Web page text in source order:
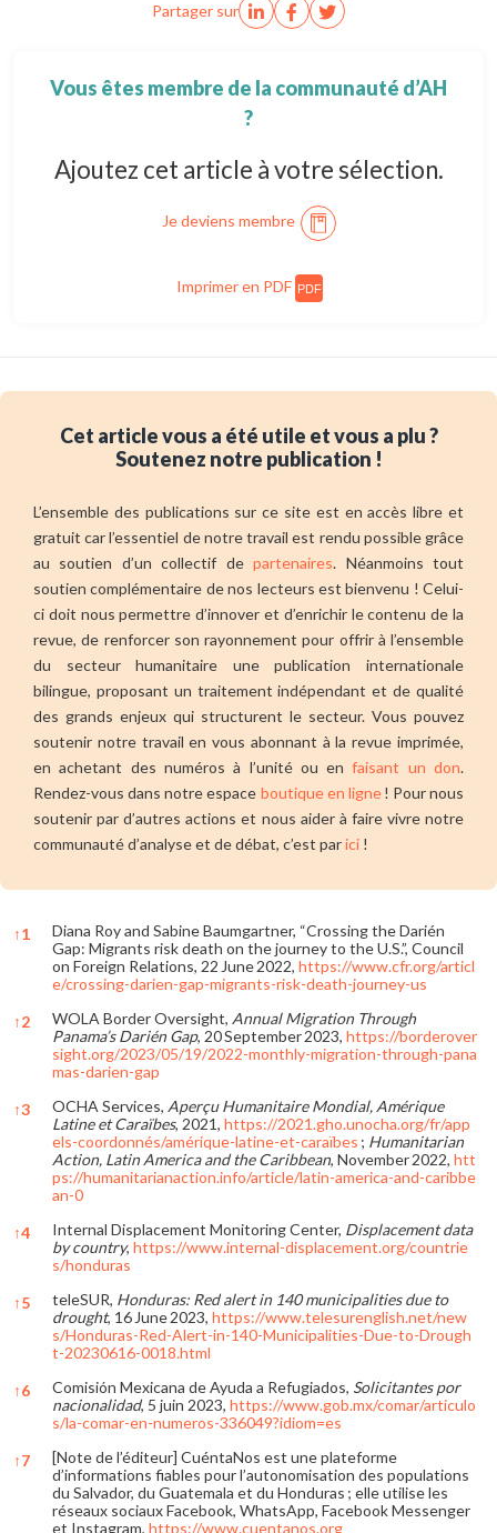
Partager sur
Vous êtes membre de la communauté d’AH
?
Ajoutez cet article à votre sélection.
Je deviens membre
Imprimer en PDF PDF
Cet article vous a été utile et vous a plu ?
Soutenez notre publication !
L’ensemble des publications sur ce site est en accès libre et
gratuit car l’essentiel de notre travail est rendu possible grâce
au soutien d’un collectif departenaires. Néanmoins tout
soutien complémentaire de nos lecteurs est bienvenu ! Celui-
ci doit nous permettre d’innover et d’enrichir le contenu de la
revue, de renforcer son rayonnement pour offrir à l’ensemble
du secteur humanitaire une publication internationale
bilingue, proposant un traitement indépendant et de qualité
des grands enjeux qui structurent le secteur. Vous pouvez
soutenir notre travail en vous abonnant à la revue imprimée,
en achetant des numéros à l’unité ou enfaisant un don.
Rendez-vous dans notre espace boutique en ligne! Pour nous
soutenir par d’autres actions et nous aider à faire vivre notre
communauté d’analyse et de débat, c’est parici !
↑1
Diana Roy and Sabine Baumgartner, “Crossing the Darién
Gap: Migrants risk death on the journey to the U.S.”, Council
on Foreign Relations, 22 June 2022, https://www.cfr.org/articl
e/crossing-darien-gap-migrants-risk-death-journey-us
↑2 WOLA Border Oversight, Annual Migration Through
Panama’s Darién Gap, 20 September 2023, https://borderover
sight.org/2023/05/19/2022-monthly-migration-through-pana
mas-darien-gap
↑3 OCHA Services, Aperçu Humanitaire Mondial, Amérique
Latine et Caraïbes, 2021, https://2021.gho.unocha.org/fr/app
els-coordonnés/amérique-latine-et-caraïbes ; Humanitarian
Action, Latin America and the Caribbean, November 2022, htt
ps://humanitarianaction.info/article/latin-america-and-caribbe
an-0
↑4 Internal Displacement Monitoring Center, Displacement data
by country, https://www.internal-displacement.org/countrie
s/honduras
↑5 teleSUR, Honduras: Red alert in 140 municipalities due to
drought, 16 June 2023, https://www.telesurenglish.net/new
s/Honduras-Red-Alert-in-140-Municipalities-Due-to-Drough
t-20230616-0018.html
↑6 Comisión Mexicana de Ayuda a Refugiados, Solicitantes por
nacionalidad, 5 juin 2023, https://www.gob.mx/comar/articulo
s/la-comar-en-numeros-336049?idiom=es
↑7
[Note de l’éditeur] CuéntaNos est une plateforme
d’informations fiables pour l’autonomisation des populations
du Salvador, du Guatemala et du Honduras ; elle utilise les
réseaux sociaux Facebook, WhatsApp, Facebook Messenger
et Instagram, https://www.cuentanos.org